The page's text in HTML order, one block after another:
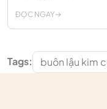
ĐỌC NGAY
Tags: buôn lậu kim